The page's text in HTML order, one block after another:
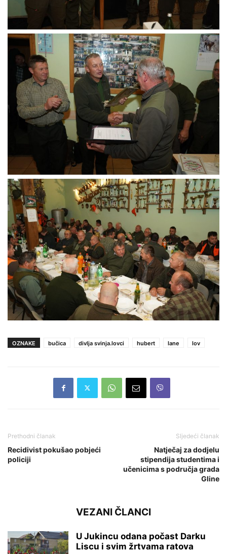
OZNAKE bučica divlja svinja.lovci hubert lane lov
Prethodni članak
Recidivist pokušao pobjeći
policiji
Sljedeći članak
Natječaj za dodjelu
stipendija studentima i
učenicima s područja grada
Gline
VEZANI ČLANCI
U Jukincu odana počast Darku
Liscu i svim žrtvama ratova